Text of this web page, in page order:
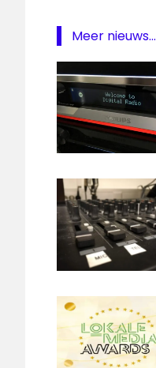
Meer nieuws...